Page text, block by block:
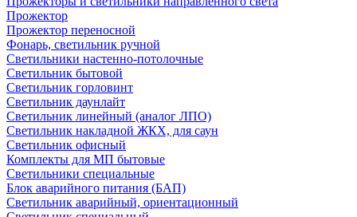
Прожектор
Прожектор переносной
Фонарь, светильник ручной
Светильники настенно-потолочные
Светильник бытовой
Светильник горловинт
Светильник даунлайт
Светильник линейный (аналог ЛПО)
Светильник накладной ЖКХ, для саун
Светильник офисный
Комплекты для МП бытовые
Светильники специальные
Блок аварийного питания (БАП)
Светильник аварийный, ориентационный